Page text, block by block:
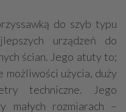
do szyb typu
urządzeń do
ścian. Jego atuty to;
możliwości użycia, duży
techniczne. Jego
rozmiarach –